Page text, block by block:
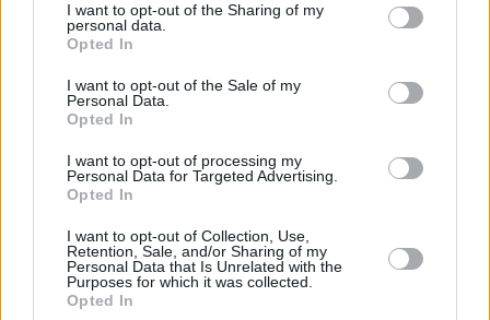
I want to opt-out of the Sharing of my
personal data.
Opted In
I want to opt-out of the Sale of my
Personal Data.
Opted In
I want to opt-out of processing my
Personal Data for Targeted Advertising.
Opted In
I want to opt-out of Collection, Use,
Retention, Sale, and/or Sharing of my
Personal Data that Is Unrelated with the
Purposes for which it was collected.
Opted In
Verliebt in Berlin
Deutschland,2007
Übersicht